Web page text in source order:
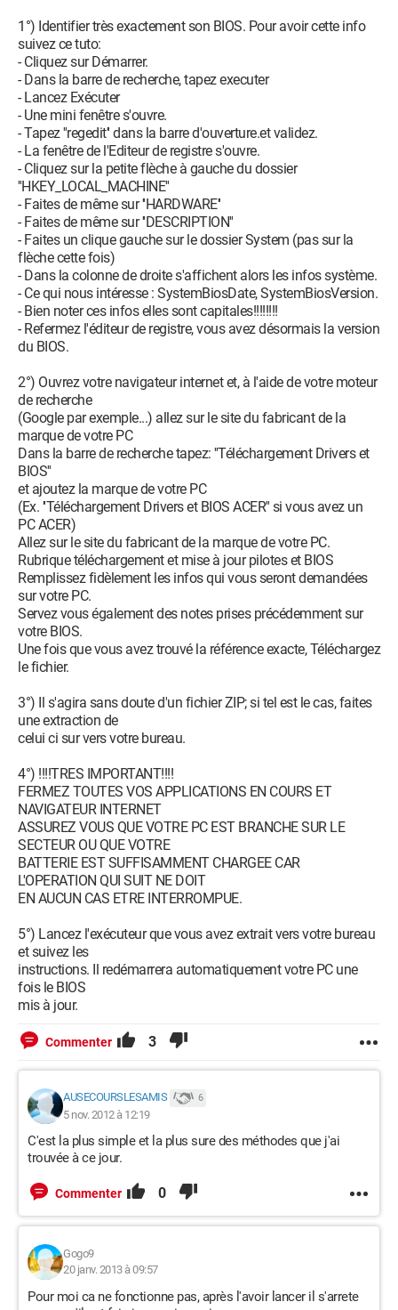
1°) Identifier très exactement son BIOS. Pour avoir cette info
suivez ce tuto:
- Cliquez sur Démarrer.
- Dans la barre de recherche, tapez executer
- Lancez Exécuter
- Une mini fenêtre s'ouvre.
- Tapez ''regedit'' dans la barre d'ouverture.et validez.
- La fenêtre de l'Editeur de registre s'ouvre.
- Cliquez sur la petite flèche à gauche du dossier
''HKEY_LOCAL_MACHINE''
- Faites de même sur ''HARDWARE''
- Faites de même sur ''DESCRIPTION''
- Faites un clique gauche sur le dossier System (pas sur la
flèche cette fois)
- Dans la colonne de droite s'affichent alors les infos système.
- Ce qui nous intéresse : SystemBiosDate, SystemBiosVersion.
- Bien noter ces infos elles sont capitales!!!!!!!!
- Refermez l'éditeur de registre, vous avez désormais la version
du BIOS.
2°) Ouvrez votre navigateur internet et, à l'aide de votre moteur
de recherche
(Google par exemple...) allez sur le site du fabricant de la
marque de votre PC
Dans la barre de recherche tapez: ''Téléchargement Drivers et
BIOS''
et ajoutez la marque de votre PC
(Ex. ''Téléchargement Drivers et BIOS ACER'' si vous avez un
PC ACER)
Allez sur le site du fabricant de la marque de votre PC.
Rubrique téléchargement et mise à jour pilotes et BIOS
Remplissez fidèlement les infos qui vous seront demandées
sur votre PC.
Servez vous également des notes prises précédemment sur
votre BIOS.
Une fois que vous avez trouvé la référence exacte, Téléchargez
le fichier.
3°) Il s'agira sans doute d'un fichier ZIP; si tel est le cas, faites
une extraction de
celui ci sur vers votre bureau.
4°) !!!!TRES IMPORTANT!!!!
FERMEZ TOUTES VOS APPLICATIONS EN COURS ET
NAVIGATEUR INTERNET
ASSUREZ VOUS QUE VOTRE PC EST BRANCHE SUR LE
SECTEUR OU QUE VOTRE
BATTERIE EST SUFFISAMMENT CHARGEE CAR
L'OPERATION QUI SUIT NE DOIT
EN AUCUN CAS ETRE INTERROMPUE.
5°) Lancez l'exécuteur que vous avez extrait vers votre bureau
et suivez les
instructions. Il redémarrera automatiquement votre PC une
fois le BIOS
mis à jour.
Commenter 3
AUSECOURSLESAMIS 6
5 nov. 2012 à 12:19
C'est la plus simple et la plus sure des méthodes que j'ai
trouvée à ce jour.
Commenter 0
Gogo9
20 janv. 2013 à 09:57
Pour moi ca ne fonctionne pas, après l'avoir lancer il s'arrete